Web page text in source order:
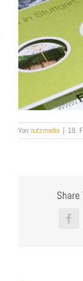
Von nutzmedia | 19.